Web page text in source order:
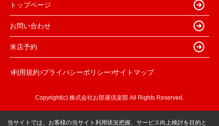
トップページ
お問い合わせ
来店予約
利用規約 プライバシーポリシー サイトマップ
Copyright(c) 株式会社お部屋倶楽部 All Rights Reserved.
当サイトでは、お客様の当サイト利用状況把握、サービス向上検討を目的と